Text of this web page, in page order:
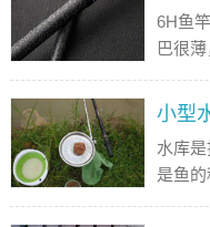
6H鱼
巴很
小型
水库
是鱼